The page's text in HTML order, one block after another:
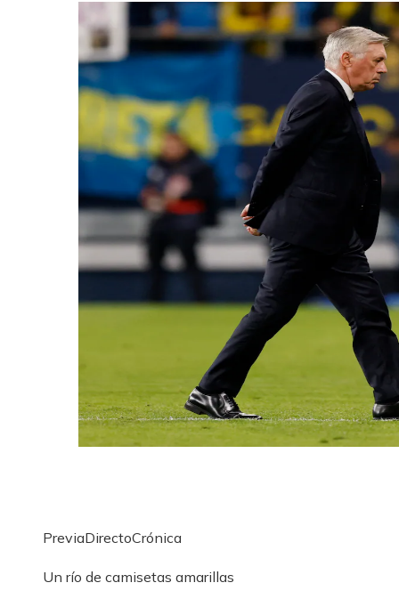
PreviaDirectoCrónica
Un río de camisetas amarillas